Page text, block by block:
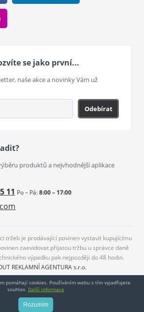
se jako první...
naše akce a novinky Vám už
Odebírat
produktů a nejvhodnější aplikace
11 Po – Pá:8:00 – 17:00
tržeb je prodávající povinen vystavit kupujícímu
zaevidovat přijatou tržbu u správce daně
výpadku pak nejpozději do 48 hodin.
REKLAMNÍ AGENTURA s.r.o.
pomáhají cookies. Používáním webu s tím vyjadřujete
souhlas. Další informace
Rozumím